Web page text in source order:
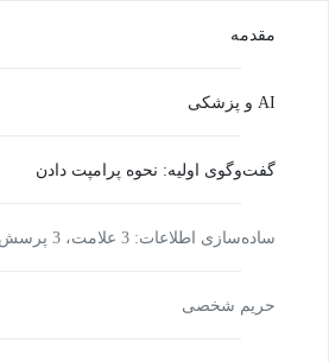
مقدمه
گفت‌وگوی اولیه: نحوه پرامپت دادن
ساده‌سازی اطلاعات: 3 علامت، 3 پرسش و 3 زنگ‌ خطر
حریم شخصی